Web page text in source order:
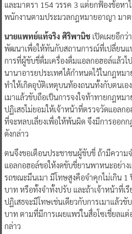
และมาตรา 154 วรรค 3 แต่ยกฟ้องข้อหา
พนักงานตามประมวลกฎหมายอาญา มาต
นายแพทย์แท้จริง ศิริพานิชเปิดเผยอีกว่
พัฒนาเพื่อให้ทันกับสถานการณ์ที่เปลี่ยนแ
การที่ผู้ขับขี่ดื่มเครื่องดื่มแอลกอฮอล์แล้วไ
นานาอารยประเทศได้กำหนดไว้ในกฎหม
ทำให้เกิดอุบัติเหตุบนท้องถนนทั้งกับตนเอ
เมาแล้วขับถือเป็นการจงใจท้าทายกฎหม
ปฏิเสธไม่ยอมให้เจ้าหน้าที่ตรวจวัดแอลกอ
ที่จะหลบเลี่ยงเพื่อให้พ้นผิด จึงมีการออก
ดังกล่าว
ตนจึงขอเตือนประชาชนผู้ขับขี่ ถ้ามีความ
แอลกอฮอล์ขอให้งดขับขี่ยานพาหนะอย่าง
รถขณะมึนเมา มีโทษสูงคือจำคุกไม่เกิน 1
บาท หรือทั้งจำทั้งปรับ และถ้าเจ้าหน้าที่เ
ปฏิเสธจะมีโทษเช่นเดียวกับการเมาแล้ว
บาท ตามที่มีการเผยแพร่ในสื่อโซเชี่ยลแ
กล่าว